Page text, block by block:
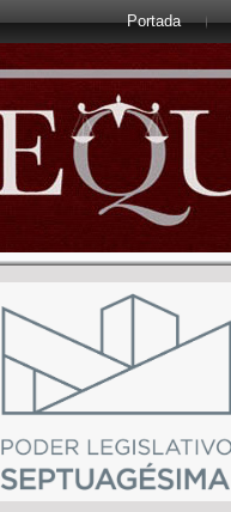
Portada